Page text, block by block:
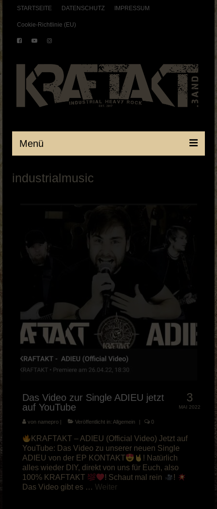
STARTSEITE DATENSCHUTZ IMPRESSUM
Cookie-Richtlinie (EU)
Menü
Merch
KRAFTAKT YouTube
KRAFTAKT Instagram
industrialmusic
3
MAI 2022
Das Video zur Single ADIEU jetzt
auf YouTube
von namepro | Veröffentlicht in: Allgemein | 0
KRAFTAKT – ADIEU (Official Video) Jetzt auf
YouTube: Das Video zu unserer neuen Single
ADIEU von der EP KONTAKT
! Natürlich
alles wieder DIY, direkt von uns für Euch, also
100% KRAFTAKT
! Schaut mal rein
!
Das Video gibt es … Weiter